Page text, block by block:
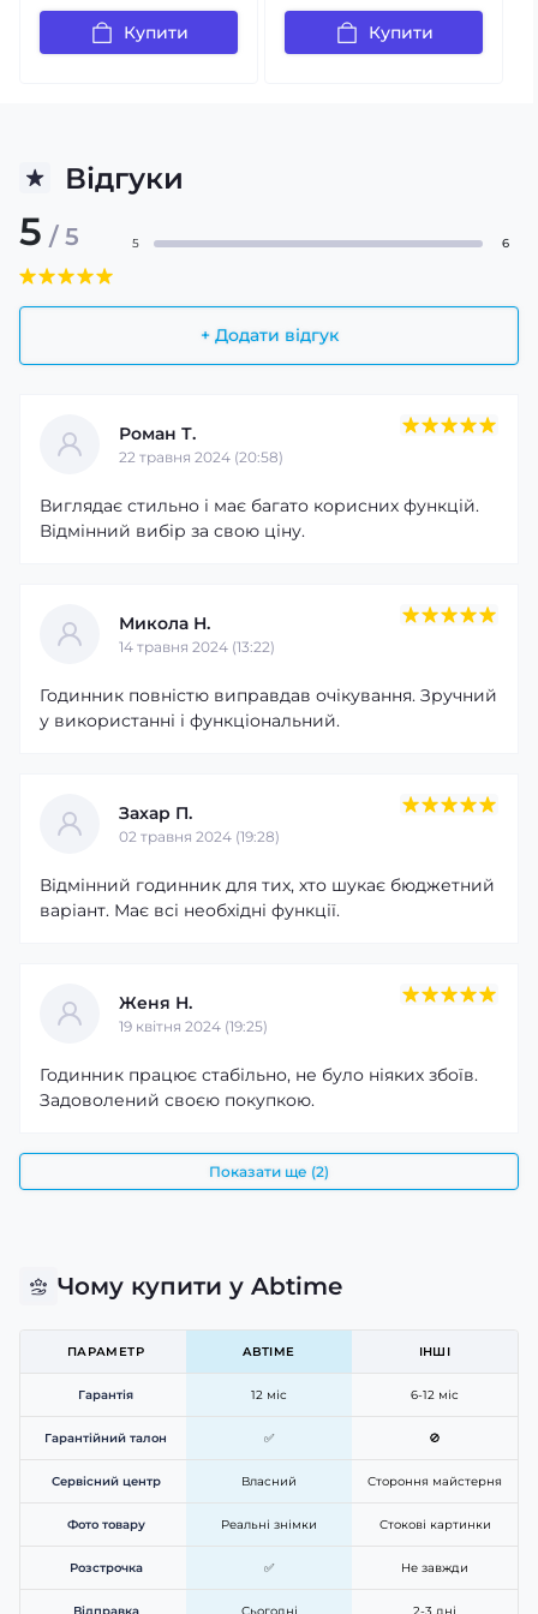
Розумні функції на кожен день
Годинник легко синхронізується зі смартфоном через
Bluetooth та дозволяє отримувати сповіщення про
дисплей забезпечує чітке відображення інформації, а
інтуїтивно зрозумілий інтерфейс робить користування
Надійність і автономність
Modfit ProTrainer GPS White створений для активного
тривалий час автономної роботи, а міцна конструкція
дозволяє використовувати годинник під час спорту,
Купити Купити
Відгуки
5 / 5
+ Додати відгук
5 6
Роман Т.
22 травня 2024 (20:58)
Виглядає стильно і має багато корисних функцій.
Відмінний вибір за свою ціну.
Микола Н.
14 травня 2024 (13:22)
Годинник повністю виправдав очікування. Зручний
у використанні і функціональний.
Захар П.
02 травня 2024 (19:28)
Відмінний годинник для тих, хто шукає бюджетний
варіант. Має всі необхідні функції.
Женя Н.
19 квітня 2024 (19:25)
Годинник працює стабільно, не було ніяких збоїв.
Задоволений своєю покупкою.
Показати ще (2)
Чому купити у Abtime
ПАРАМЕТР ABTIME ІНШІ
Гарантія 12 міс 6-12 міс
Гарантійний талон ✅ 🚫
Сервісний центр Власний Стороння майстерня
Фото товару Реальні знімки Стокові картинки
Розстрочка ✅ Не завжди